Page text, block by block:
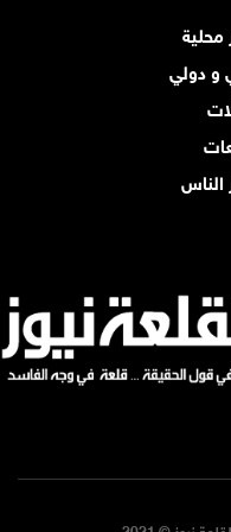
محلية
و دولي
الناس